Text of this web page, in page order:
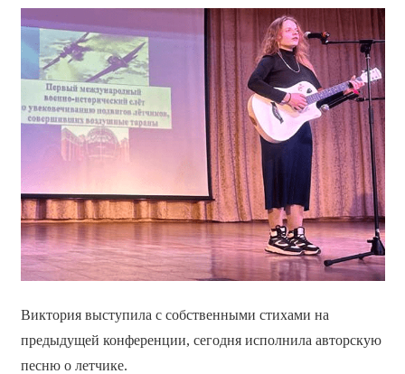
Виктория выступила с собственными стихами на
предыдущей конференции, сегодня исполнила авторскую
песню о летчике.